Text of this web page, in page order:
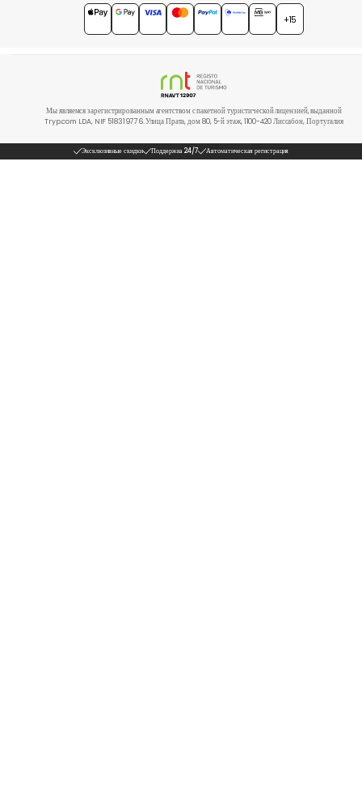
4.7★★★★★
+15
Мы являемся зарегистрированным агентством с пакетной туристической лицензией, выданной
Tryp.com LDA, NIF 518319776. Улица Прата, дом 80, 5-й этаж, 1100-420 Лиссабон, Португалия
Эксклюзивные скидки Поддержка 24/7 Автоматическая регистрация